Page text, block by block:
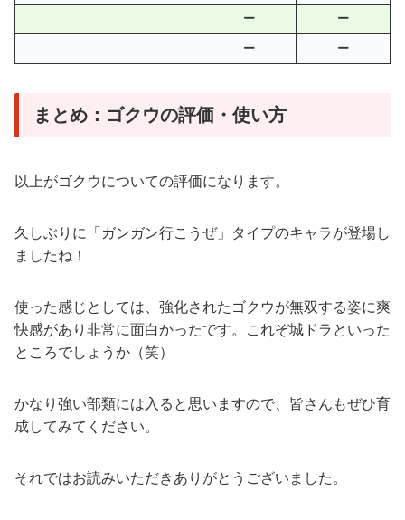
ー ー
ー ー
まとめ：ゴクウの評価・使い方
以上がゴクウについての評価になります。
久しぶりに「ガンガン行こうぜ」タイプのキャラが登場し
ましたね！
使った感じとしては、強化されたゴクウが無双する姿に爽
快感があり非常に面白かったです。これぞ城ドラといった
ところでしょうか（笑）
かなり強い部類には入ると思いますので、皆さんもぜひ育
成してみてください。
それではお読みいただきありがとうございました。